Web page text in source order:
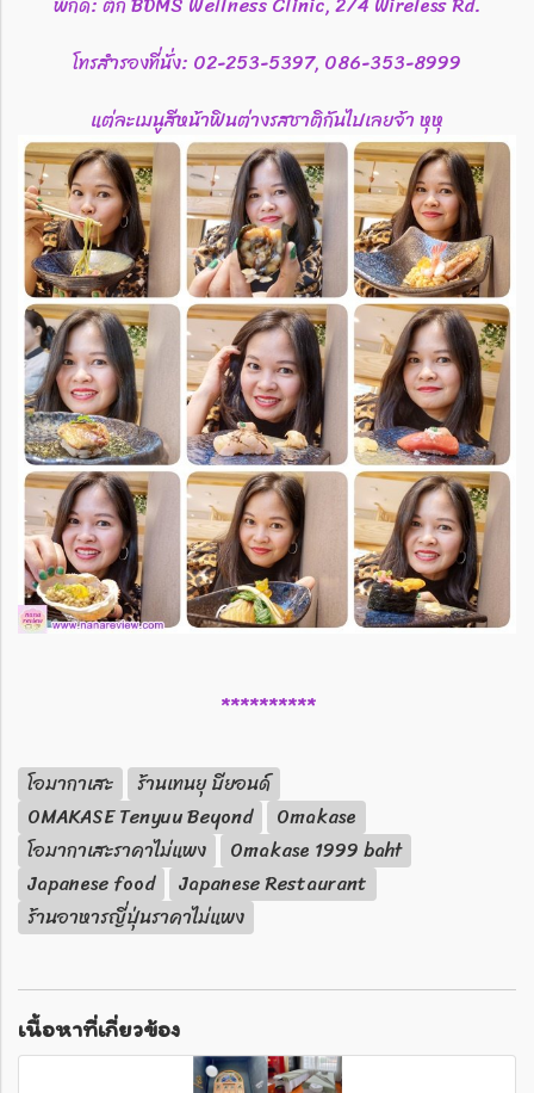
โทรสำรองที่นั่ง: 02-253-5397, 086-353-8999
แต่ละเมนูสีหน้าฟินต่างรสชาติกันไปเลยจ้า หุหุ
**********
โอมากาเสะ
ร้านเทนยุ บียอนด์
OMAKASE Tenyuu Beyond
Omakase
โอมากาเสะราคาไม่แพง
Omakase 1999 baht
Japanese food
Japanese Restaurant
ร้านอาหารญี่ปุ่นราคาไม่แพง
เนื้อหาที่เกี่ยวข้อง